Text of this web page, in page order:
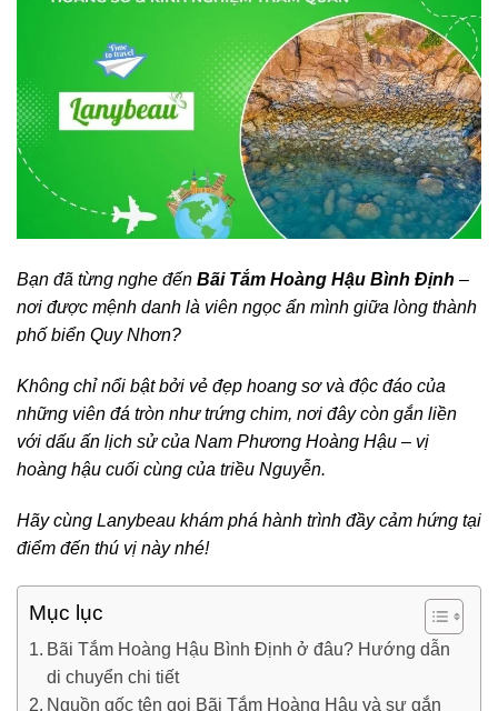
Bạn đã từng nghe đến Bãi Tắm Hoàng Hậu Bình Định –
nơi được mệnh danh là viên ngọc ẩn mình giữa lòng thành
phố biển Quy Nhơn?
Không chỉ nổi bật bởi vẻ đẹp hoang sơ và độc đáo của
những viên đá tròn như trứng chim, nơi đây còn gắn liền
với dấu ấn lịch sử của Nam Phương Hoàng Hậu – vị
hoàng hậu cuối cùng của triều Nguyễn.
Hãy cùng Lanybeau khám phá hành trình đầy cảm hứng tại
điểm đến thú vị này nhé!
Mục lục
Bãi Tắm Hoàng Hậu Bình Định ở đâu? Hướng dẫn
di chuyển chi tiết
Nguồn gốc tên gọi Bãi Tắm Hoàng Hậu và sự gắn